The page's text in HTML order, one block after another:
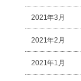
2021年3月
2021年2月
2021年1月